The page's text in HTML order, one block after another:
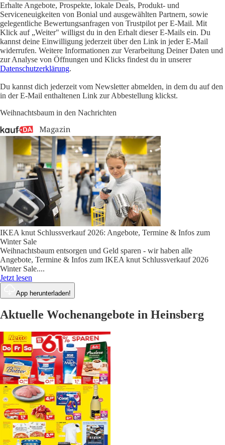
Erhalte Angebote, Prospekte, lokale Deals, Produkt- und
Serviceneuigkeiten von Bonial und ausgewählten Partnern, sowie
gelegentliche Bewertungsanfragen von Trustpilot per E-Mail. Mit
Klick auf „Weiter" willigst du in den Erhalt dieser E-Mails ein. Du
kannst deine Einwilligung jederzeit über den Link in jeder E-Mail
widerrufen. Weitere Informationen zur Verarbeitung Deiner Daten und
zur Analyse von Öffnungen und Klicks findest du in unserer
Datenschutzerklärung.
Du kannst dich jederzeit vom Newsletter abmelden, in dem du auf den
in der E-Mail enthaltenen Link zur Abbestellung klickst.
Weihnachtsbaum in den Nachrichten
IKEA knut Schlussverkauf 2026: Angebote, Termine & Infos zum
Winter Sale
Weihnachtsbaum entsorgen und Geld sparen - wir haben alle
Angebote, Termine & Infos zum IKEA knut Schlussverkauf 2026
Winter Sale....
Jetzt lesen
App herunterladen!
Aktuelle Wochenangebote in Heinsberg